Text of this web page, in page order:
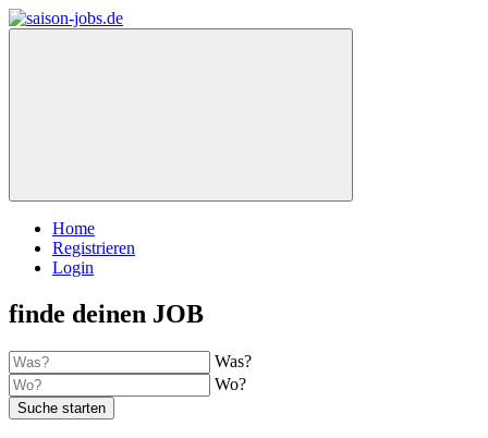
Home
Registrieren
Login
finde deinen JOB
Was?
Wo?
Suche starten